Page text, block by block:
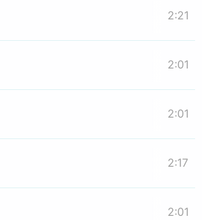
2:21
2:01
2:01
2:17
2:01